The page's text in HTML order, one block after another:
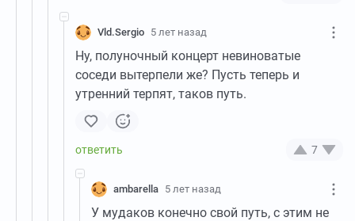
Vld.Sergio 5 лет назад
Ну, полуночный концерт невиноватые
соседи вытерпели же? Пусть теперь и
утренний терпят, таков путь.
7
ambarella 5 лет назад
У мудаков конечно свой путь, с этим не